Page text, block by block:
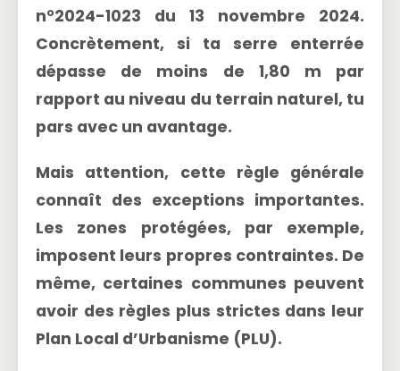
n°2024-1023 du 13 novembre 2024.
Concrètement, si ta serre enterrée
dépasse de moins de 1,80 m par
rapport au niveau du terrain naturel, tu
pars avec un avantage.
Mais attention, cette règle générale
connaît des exceptions importantes.
Les zones protégées, par exemple,
imposent leurs propres contraintes. De
même, certaines communes peuvent
avoir des règles plus strictes dans leur
Plan Local d’Urbanisme (PLU).